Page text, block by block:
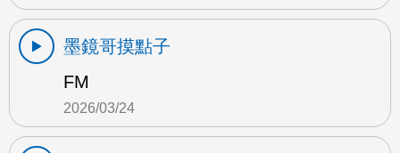
墨鏡哥摸點子
FM
2026/03/24